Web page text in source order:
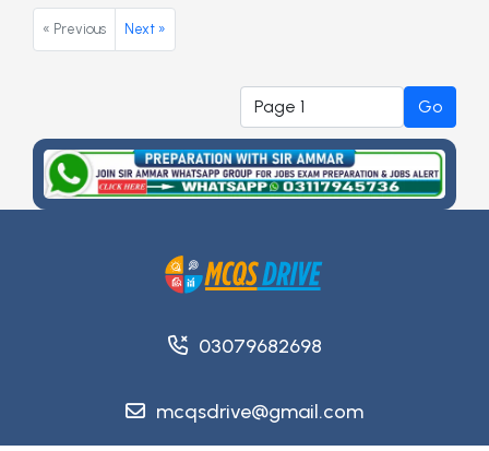
« Previous Next »
Go
03079682698
mcqsdrive@gmail.com